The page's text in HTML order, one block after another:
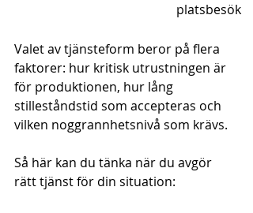
platsbesök
Valet av tjänsteform beror på flera
faktorer: hur kritisk utrustningen är
för produktionen, hur lång
stilleståndstid som accepteras och
vilken noggrannhetsnivå som krävs.
Så här kan du tänka när du avgör
rätt tjänst för din situation: